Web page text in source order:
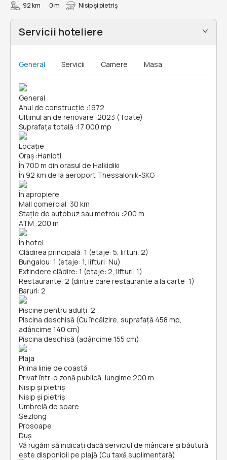
92 km 0 m Nisip și pietriş
Servicii hoteliere
General Servicii Camere Masa
General
Anul de construcție :1972
Ultimul an de renovare :2023 (Toate)
Suprafața totală :17 000 mp
Locație
Oraș :Hanioti
În 700 m din orasul de Halkidiki
În 92 km de la aeroport Thessalonik-SKG
În apropiere
Mall comercial :30 km
Stație de autobuz sau metrou :200 m
ATM :200 m
În hotel
Clădirea principală: 1 (etaje: 5, lifturi: 2)
Bungalou: 1 (etaje: 1, lifturi: Nu)
Extindere clădire: 1 (etaje: 2, lifturi: 1)
Restaurante: 2 (dintre care restaurante a la carte: 1)
Baruri: 2
Piscine pentru adulți: 2
Piscina deschisă (Cu încălzire, suprafață 458 mp,
adâncime 140 cm)
Piscina deschisă (adâncime 155 cm)
Plaja
Prima linie de coastă
Privat într-o zonă publică, lungime 200 m
Nisip și pietriş
Nisip și pietriş
Umbrelă de soare
Șezlong
Prosoape
Duș
Vă rugăm să indicați dacă serviciul de mâncare și băutură
este disponibil pe plajă (Cu taxă suplimentară)